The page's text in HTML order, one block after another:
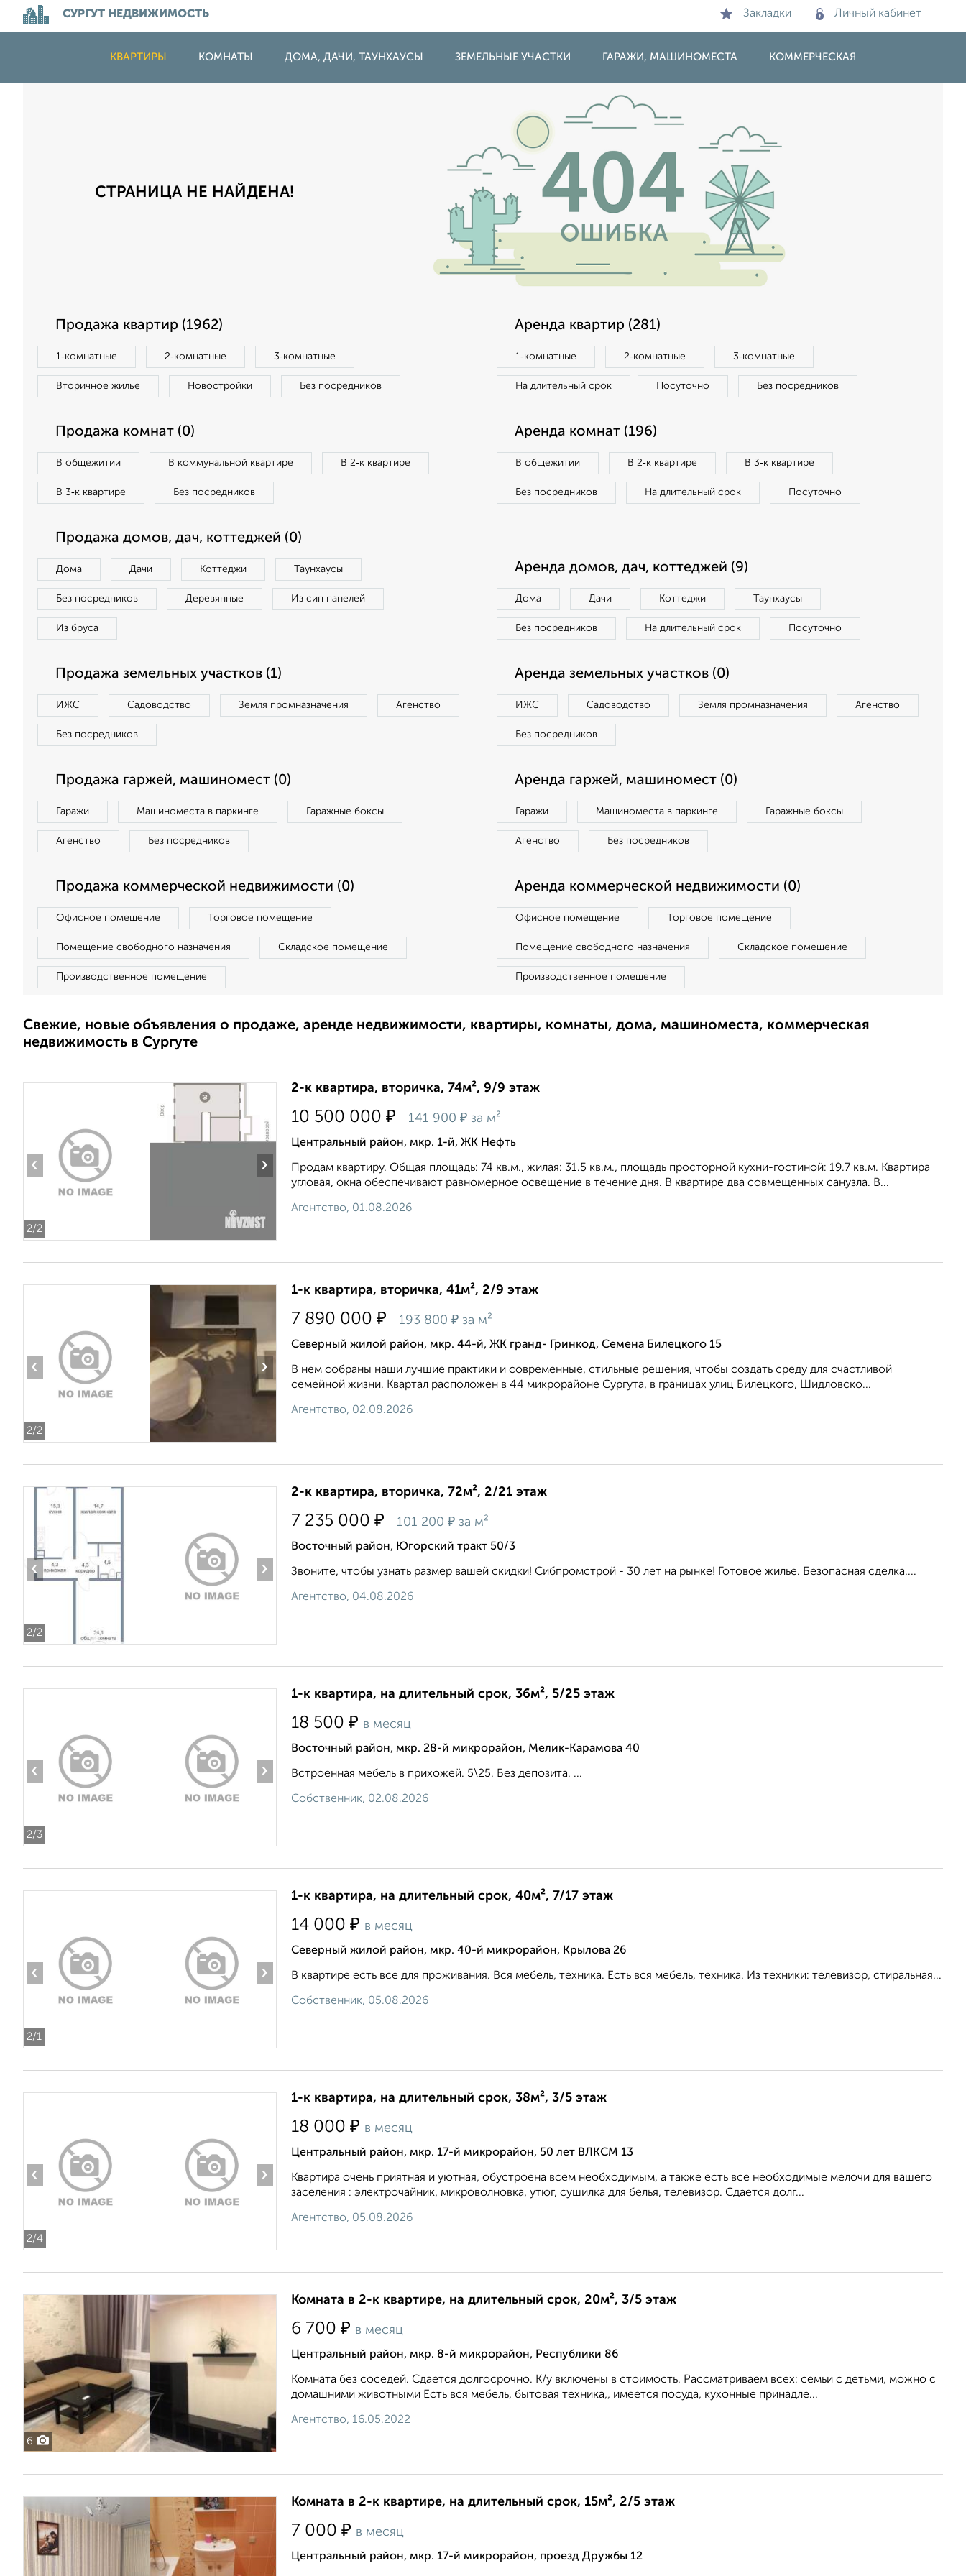
СУРГУТ НЕДВИЖИМОСТЬ Закладки Личный кабинет
КВАРТИРЫ КОМНАТЫ ДОМА, ДАЧИ, ТАУНХАУСЫ ЗЕМЕЛЬНЫЕ УЧАСТКИ ГАРАЖИ, МАШИНОМЕСТА КОММЕРЧЕСКАЯ
СТРАНИЦА НЕ НАЙДЕНА!
Продажа квартир (1962)
1‑комнатные 2‑комнатные 3‑комнатные
Вторичное жилье Новостройки Без посредников
Аренда квартир (281)
1‑комнатные 2‑комнатные 3‑комнатные
На длительный срок Посуточно Без посредников
Продажа комнат (0)
В общежитии В коммунальной квартире В 2‑к квартире
В 3‑к квартире Без посредников
Аренда комнат (196)
В общежитии В 2‑к квартире В 3‑к квартире
Без посредников На длительный срок Посуточно
Продажа домов, дач, коттеджей (0)
Дома Дачи Коттеджи Таунхаусы
Без посредников Деревянные Из сип панелей
Из бруса
Аренда домов, дач, коттеджей (9)
Дома Дачи Коттеджи Таунхаусы
Без посредников На длительный срок Посуточно
Продажа земельных участков (1)
ИЖС Садоводство Земля промназначения Агенство
Без посредников
Аренда земельных участков (0)
ИЖС Садоводство Земля промназначения Агенство
Без посредников
Продажа гаржей, машиномест (0)
Гаражи Машиноместа в паркинге Гаражные боксы
Агенство Без посредников
Аренда гаржей, машиномест (0)
Гаражи Машиноместа в паркинге Гаражные боксы
Агенство Без посредников
Продажа коммерческой недвижимости (0)
Офисное помещение Торговое помещение
Помещение свободного назначения Складское помещение
Производственное помещение
Аренда коммерческой недвижимости (0)
Офисное помещение Торговое помещение
Помещение свободного назначения Складское помещение
Производственное помещение
Свежие, новые объявления о продаже, аренде недвижимости, квартиры, комнаты, дома, машиноместа, коммерческая
недвижимость в Сургуте
2/2
‹ ›
2-к квартира, вторичка, 74м², 9/9 этаж
10 500 000 ₽ 141 900 ₽ за м²
Центральный район, мкр. 1-й, ЖК Нефть
Продам квартиру. Общая площадь: 74 кв.м., жилая: 31.5 кв.м., площадь просторной кухни-гостиной: 19.7 кв.м. Квартира
угловая, окна oбecпeчивaют paвнoмepнoe ocвeщeниe в тeчeниe дня. В квартире два совмещенных санузла. В...
Агентство, 01.08.2026
2/2
‹ ›
1-к квартира, вторичка, 41м², 2/9 этаж
7 890 000 ₽ 193 800 ₽ за м²
Северный жилой район, мкр. 44-й, ЖК гранд- Гринкод, Семена Билецкого 15
В нем собраны наши лучшие практики и современные, стильные решения, чтобы создать среду для счастливой
семейной жизни. Квартал расположен в 44 микрорайоне Сургута, в границах улиц Билецкого, Шидловско...
Агентство, 02.08.2026
2/2
‹ ›
2-к квартира, вторичка, 72м², 2/21 этаж
7 235 000 ₽ 101 200 ₽ за м²
Восточный район, Югорский тракт 50/3
Звоните, чтобы узнать размер вашей скидки! Сибпромстрой - 30 лет на рынке! Готовое жилье. Безопасная сделка....
Агентство, 04.08.2026
2/3
‹ ›
1-к квартира, на длительный срок, 36м², 5/25 этаж
18 500 ₽ в месяц
Восточный район, мкр. 28-й микрорайон, Мелик-Карамова 40
Встроенная мебель в прихожей. 5\25. Без депозита. ...
Собственник, 02.08.2026
2/1
‹ ›
1-к квартира, на длительный срок, 40м², 7/17 этаж
14 000 ₽ в месяц
Северный жилой район, мкр. 40-й микрорайон, Крылова 26
В квартире есть все для проживания. Вся мебель, техника. Есть вся мебель, техника. Из техники: телевизор, стиральная...
Собственник, 05.08.2026
2/4
‹ ›
1-к квартира, на длительный срок, 38м², 3/5 этаж
18 000 ₽ в месяц
Центральный район, мкр. 17-й микрорайон, 50 лет ВЛКСМ 13
Квартира очень приятная и уютная, обустроена всем необходимым, а также есть все необходимые мелочи для вашего
заселения : электрочайник, микроволновка, утюг, сушилка для белья, телевизор. Сдается долг...
Агентство, 05.08.2026
6
Комната в 2-к квартире, на длительный срок, 20м², 3/5 этаж
6 700 ₽ в месяц
Центральный район, мкр. 8-й микрорайон, Республики 86
Комната без соседей. Сдается долгосрочно. К/у включены в стоимость. Рассматриваем всех: семьи с детьми, можно с
домашними животными Есть вся мебель, бытовая техника,, имеется посуда, кухонные принадле...
Агентство, 16.05.2022
Комната в 2-к квартире, на длительный срок, 15м², 2/5 этаж
7 000 ₽ в месяц
Центральный район, мкр. 17-й микрорайон, проезд Дружбы 12